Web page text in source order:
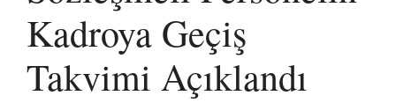
Kadroya Geçiş
Takvimi Açıklandı